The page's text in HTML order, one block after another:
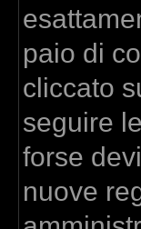
paio di
cliccato
seguire
forse
nuove